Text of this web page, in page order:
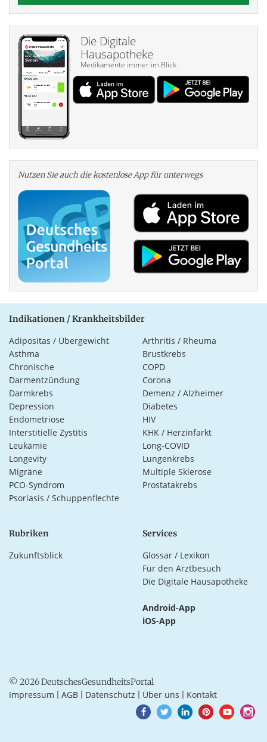
Die Digitale
Hausapotheke
Medikamente immer im Blick
Nutzen Sie auch die kosten­lose App für unterwegs
Indikationen / Krankheitsbilder
Adipositas / Übergewicht
Arthritis / Rheuma
Asthma
Brustkrebs
Chronische
Darmentzündung
COPD
Corona
Darmkrebs
Demenz / Alzheimer
Depression
Diabetes
Endometriose
HIV
Interstitielle Zystitis
KHK / Herzinfarkt
Leukämie
Long-COVID
Longevity
Lungenkrebs
Migräne
Multiple Sklerose
PCO-Syndrom
Prostatakrebs
Psoriasis / Schuppenflechte
Rubriken
Zukunftsblick
Services
Glossar / Lexikon
Für den Arztbesuch
Die Digitale Hausapotheke
Android-App
iOS-App
© 2026 DeutschesGesundheitsPortal
Impressum AGB Datenschutz Über uns Kontakt